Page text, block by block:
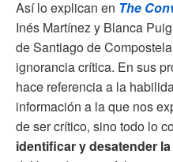
Así lo explican en The
Inés Martínez y Blanca
de Santiago de
ignorancia crítica. En sus
hace referencia a la
información a la que nos
de ser crítico, sino todo lo
identificar y desatender